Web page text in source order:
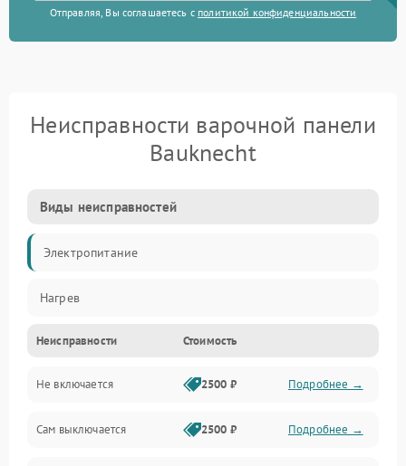
Отправляя, Вы соглашаетесь с политикой конфиденциальности
Неисправности варочной панели
Bauknecht
Виды неисправностей
Электропитание
Нагрев
Неисправности Стоимость
Не включается 2500 ₽ Подробнее →
Сам выключается 2500 ₽ Подробнее →